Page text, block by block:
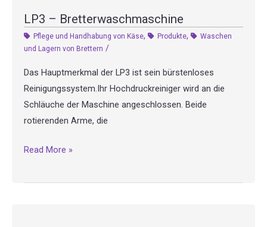
LP3 – Bretterwaschmaschine
Pflege und Handhabung von Käse, Produkte,
Waschen
und Lagern von Brettern /
Das Hauptmerkmal der LP3 ist sein bürstenloses
Reinigungssystem.Ihr Hochdruckreiniger wird an die
Schläuche der Maschine angeschlossen. Beide
rotierenden Arme, die
LP3
Bretterwaschmaschine
Read More »